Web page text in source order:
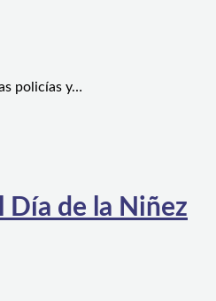
policías y…
Día de la Niñez